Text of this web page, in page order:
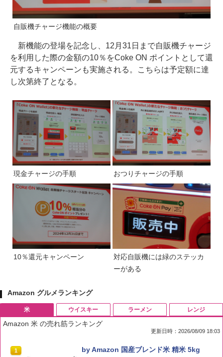
自販機チャージ機能の概要
新機能の登場を記念し、12月31日まで自販機チャージ
を利用した際の金額の10％をCoke ON ポイントとして還
元するキャンペーンも実施される。こちらは予定額に達
し次第終了となる。
現金チャージの手順 おつりチャージの手順
10％還元キャンペーン
対応自販機には緑のステッカ
ーがある
Amazon グルメランキング
米
Amazon 米 の売れ筋ランキング
更新日時：2026/08/09 18:03
1 by Amazon 国産ブレンド米 精米 5kg
ウイスキー ラーメン レンジ